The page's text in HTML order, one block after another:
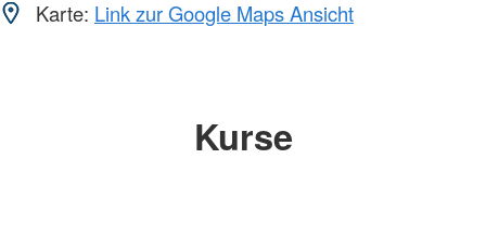
Karte: Link zur Google Maps Ansicht
Kurse